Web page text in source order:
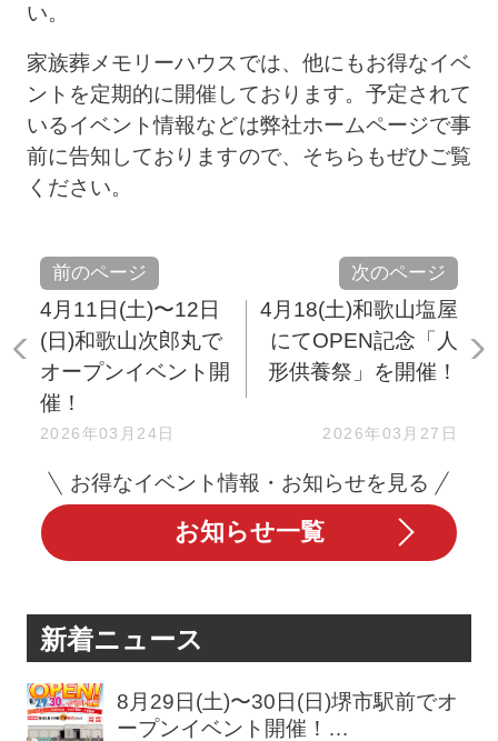
い。
家族葬メモリーハウスでは、他にもお得なイベ
ントを定期的に開催しております。予定されて
いるイベント情報などは弊社ホームページで事
前に告知しておりますので、そちらもぜひご覧
ください。
前のページ
4月11日(土)〜12日
(日)和歌山次郎丸で
オープンイベント開
催！
2026年03月24日
次のページ
4月18(土)和歌山塩屋
にてOPEN記念「人
形供養祭」を開催！
2026年03月27日
お得なイベント情報・お知らせを見る
お知らせ一覧
新着ニュース
8月29日(土)〜30日(日)堺市駅前でオ
ープンイベント開催！…